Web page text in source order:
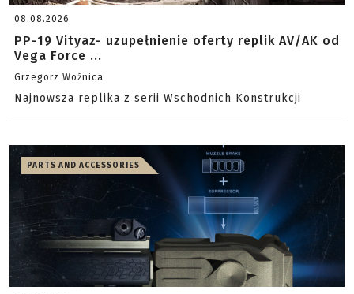
08.08.2026
PP-19 Vityaz- uzupełnienie oferty replik AV/AK od
Vega Force ...
Grzegorz Woźnica
Najnowsza replika z serii Wschodnich Konstrukcji
PARTS AND ACCESSORIES